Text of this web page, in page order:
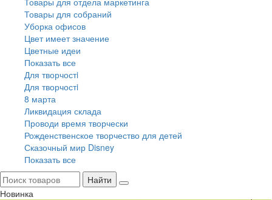
Товары для собраний
Уборка офисов
Цвет имеет значение
Цветные идеи
Показать все
Для творчостi
Для творчостi
8 марта
Ликвидация склада
Проводи время творчески
Рожденственское творчество для детей
Сказочный мир Disney
Показать все
Найти
Новинка